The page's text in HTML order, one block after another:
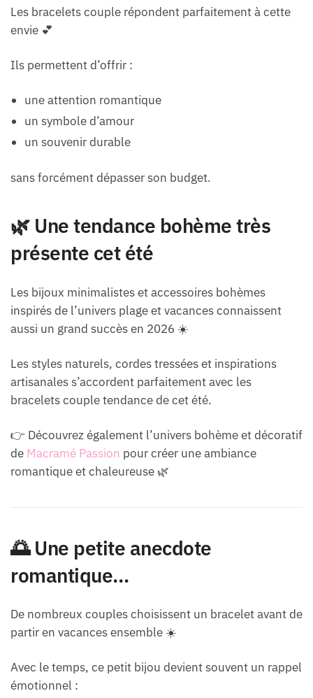
Les bracelets couple répondent parfaitement à cette
envie 💕
Ils permettent d’offrir :
une attention romantique
un symbole d’amour
un souvenir durable
sans forcément dépasser son budget.
🌿 Une tendance bohème très
présente cet été
Les bijoux minimalistes et accessoires bohèmes
inspirés de l’univers plage et vacances connaissent
aussi un grand succès en 2026 ☀️
Les styles naturels, cordes tressées et inspirations
artisanales s’accordent parfaitement avec les
bracelets couple tendance de cet été.
👉 Découvrez également l’univers bohème et décoratif
de Macramé Passion pour créer une ambiance
romantique et chaleureuse 🌿
🌅 Une petite anecdote
romantique…
De nombreux couples choisissent un bracelet avant de
partir en vacances ensemble ☀️
Avec le temps, ce petit bijou devient souvent un rappel
émotionnel :